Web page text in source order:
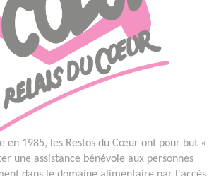
en 1985, les Restos du Cœur ont pour but «
une assistance bénévole aux personnes